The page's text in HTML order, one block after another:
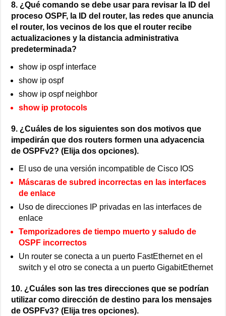
8. ¿Qué comando se debe usar para revisar la ID del
proceso OSPF, la ID del router, las redes que anuncia
el router, los vecinos de los que el router recibe
actualizaciones y la distancia administrativa
predeterminada?
show ip ospf interface
show ip ospf
show ip ospf neighbor
show ip protocols
9. ¿Cuáles de los siguientes son dos motivos que
impedirán que dos routers formen una adyacencia
de OSPFv2? (Elija dos opciones).
El uso de una versión incompatible de Cisco IOS
Máscaras de subred incorrectas en las interfaces
de enlace
Uso de direcciones IP privadas en las interfaces de
enlace
Temporizadores de tiempo muerto y saludo de
OSPF incorrectos
Un router se conecta a un puerto FastEthernet en el
switch y el otro se conecta a un puerto GigabitEthernet
10. ¿Cuáles son las tres direcciones que se podrían
utilizar como dirección de destino para los mensajes
de OSPFv3? (Elija tres opciones).